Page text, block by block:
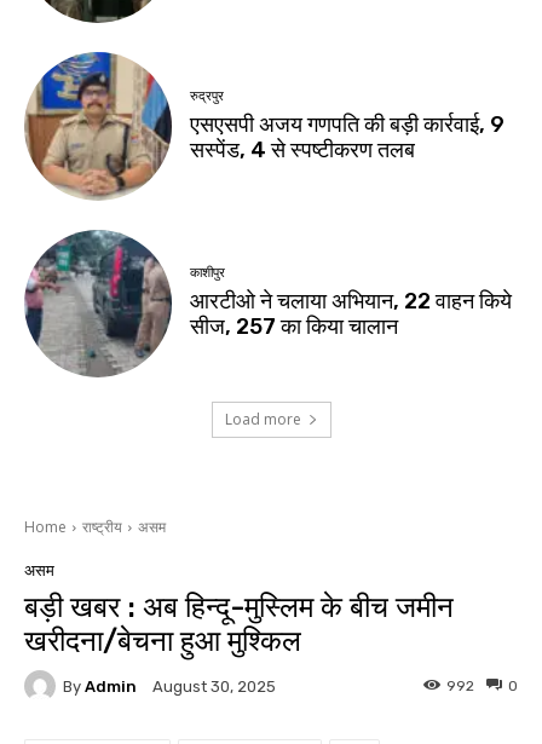
रुद्रपुर
एसएसपी अजय गणपति की बड़ी कार्रवाई, 9
सस्पेंड, 4 से स्पष्टीकरण तलब
काशीपुर
आरटीओ ने चलाया अभियान, 22 वाहन किये
सीज, 257 का किया चालान
Load more